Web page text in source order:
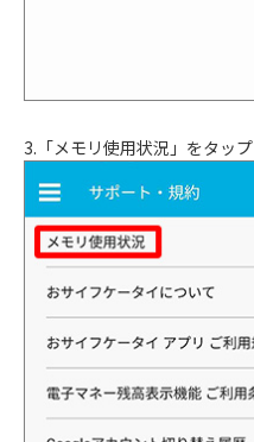
3.「メモリ使用状況」をタップ